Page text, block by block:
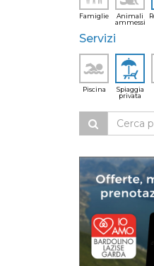
Famiglie
Animali
ammessi
Servizi
Piscina
Spiaggia
privata